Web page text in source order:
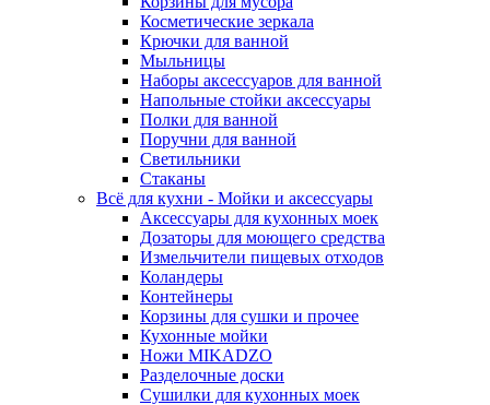
Косметические зеркала
Крючки для ванной
Мыльницы
Наборы аксессуаров для ванной
Напольные стойки аксессуары
Полки для ванной
Поручни для ванной
Светильники
Стаканы
Всё для кухни - Мойки и аксессуары
Аксессуары для кухонных моек
Дозаторы для моющего средства
Измельчители пищевых отходов
Коландеры
Контейнеры
Корзины для сушки и прочее
Кухонные мойки
Ножи MIKADZO
Разделочные доски
Сушилки для кухонных моек